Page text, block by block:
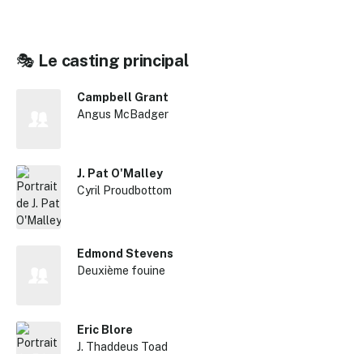
🎭 Le casting principal
Campbell Grant
Angus McBadger
J. Pat O'Malley
Cyril Proudbottom
Edmond Stevens
Deuxième fouine
Eric Blore
J. Thaddeus Toad